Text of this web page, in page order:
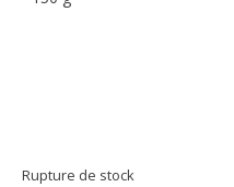
Rupture de stock